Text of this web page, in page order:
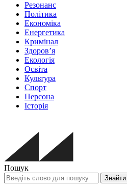
Резонанс
Політика
Економіка
Енергетика
Кримінал
Здоров’я
Екологія
Освіта
Культура
Спорт
Персона
Історія
Пошук
Знайти